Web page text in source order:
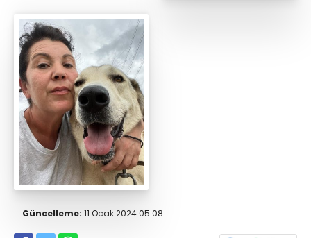
Güncelleme: 11 Ocak 2024 05:08